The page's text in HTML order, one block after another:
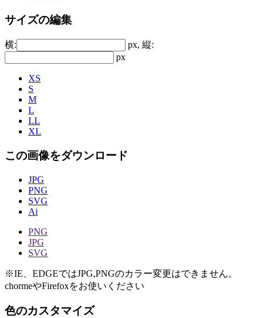
サイズの編集
横:
px, 縦:
px
XS
S
M
L
LL
XL
この画像をダウンロード
JPG
PNG
SVG
Ai
PNG
JPG
SVG
※IE、EDGEではJPG,PNGのカラー変更はできません。
chormeやFirefoxをお使いください
色のカスタマイズ